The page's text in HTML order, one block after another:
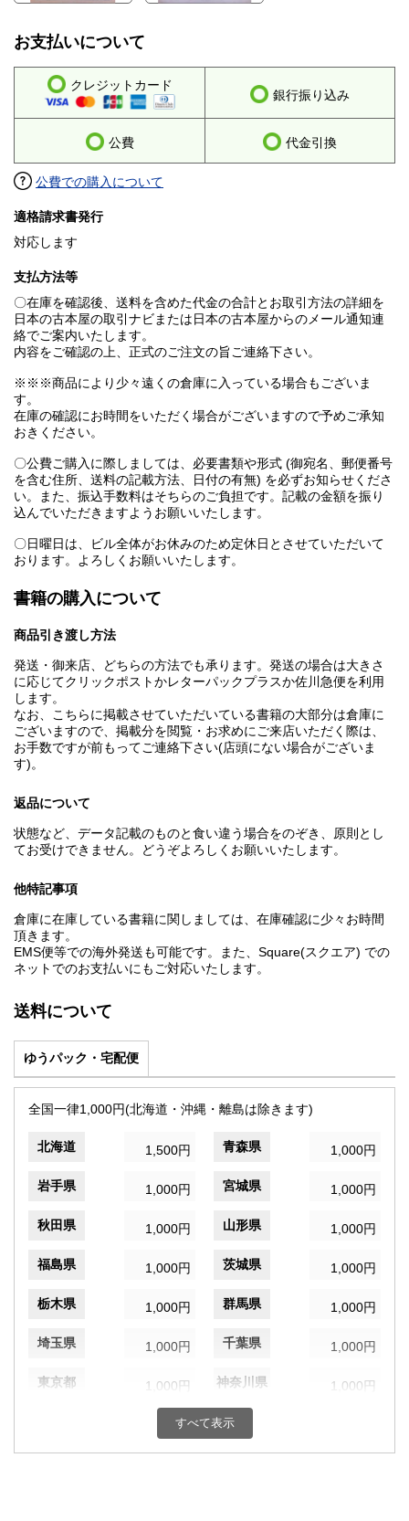
お支払いについて
クレジットカード
銀行振り込み
公費 代金引換
公費での購入について
適格請求書発行
対応します
支払方法等
〇在庫を確認後、送料を含めた代金の合計とお取引方法の詳細を
日本の古本屋の取引ナビまたは日本の古本屋からのメール通知連
絡でご案内いたします。
内容をご確認の上、正式のご注文の旨ご連絡下さい。
※※※商品により少々遠くの倉庫に入っている場合もございま
す。
在庫の確認にお時間をいただく場合がございますので予めご承知
おきください。
〇公費ご購入に際しましては、必要書類や形式 (御宛名、郵便番号
を含む住所、送料の記載方法、日付の有無) を必ずお知らせくださ
い。また、振込手数料はそちらのご負担です。記載の金額を振り
込んでいただきますようお願いいたします。
〇日曜日は、ビル全体がお休みのため定休日とさせていただいて
おります。よろしくお願いいたします。
書籍の購入について
商品引き渡し方法
発送・御来店、どちらの方法でも承ります。発送の場合は大きさ
に応じてクリックポストかレターパックプラスか佐川急便を利用
します。
なお、こちらに掲載させていただいている書籍の大部分は倉庫に
ございますので、掲載分を閲覧・お求めにご来店いただく際は、
お手数ですが前もってご連絡下さい(店頭にない場合がございま
す)。
返品について
状態など、データ記載のものと食い違う場合をのぞき、原則とし
てお受けできません。どうぞよろしくお願いいたします。
他特記事項
倉庫に在庫している書籍に関しましては、在庫確認に少々お時間
頂きます。
EMS便等での海外発送も可能です。また、Square(スクエア) での
ネットでのお支払いにもご対応いたします。
送料について
ゆうパック・宅配便
全国一律1,000円(北海道・沖縄・離島は除きます)
北海道 1,500円 青森県 1,000円
岩手県 1,000円 宮城県 1,000円
秋田県 1,000円 山形県 1,000円
福島県 1,000円 茨城県 1,000円
栃木県 1,000円 群馬県 1,000円
埼玉県 1,000円 千葉県 1,000円
東京都 1,000円 神奈川県 1,000円
1,000円 富山県
すべて表示